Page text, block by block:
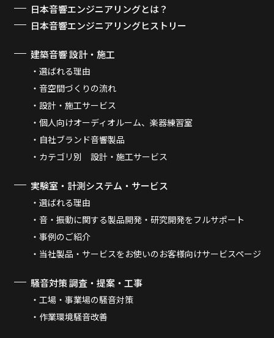
日本音響エンジニアリングとは？
日本音響エンジニアリングヒストリー
建築音響 設計・施工
選ばれる理由
音空間づくりの流れ
設計・施工サービス
個人向けオーディオルーム、楽器練習室
自社ブランド音響製品
カテゴリ別 設計・施工サービス
実験室・計測システム・サービス
選ばれる理由
音・振動に関する製品開発・研究開発をフルサポート
事例のご紹介
当社製品・サービスをお使いのお客様向けサービスページ
騒音対策 調査・提案・工事
工場・事業場の騒音対策
作業環境騒音改善